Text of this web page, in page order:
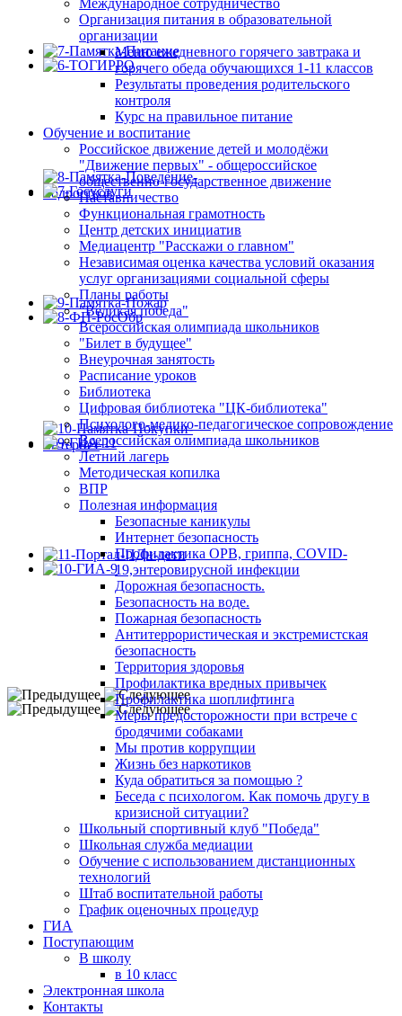
Международное сотрудничество
Организация питания в образовательной
организации
Меню ежедневного горячего завтрака и
горячего обеда обучающихся 1-11 классов
Результаты проведения родительского
контроля
Курс на правильное питание
Обучение и воспитание
Российское движение детей и молодёжи
"Движение первых" - общероссийское
общественно-государственное движение
Наставничество
Функциональная грамотность
Центр детских инициатив
Медиацентр "Расскажи о главном"
Независимая оценка качества условий оказания
услуг организациями социальной сферы
Планы работы
"Великая победа"
Всероссийская олимпиада школьников
"Билет в будущее"
Внеурочная занятость
Расписание уроков
Библиотека
Цифровая библиотека "ЦК-библиотека"
Психолого-медико-педагогическое сопровождение
Всероссийская олимпиада школьников
Летний лагерь
Методическая копилка
ВПР
Полезная информация
Безопасные каникулы
Интернет безопасность
Профилактика ОРВ, гриппа, COVID-
19,энтеровирусной инфекции
Дорожная безопасность.
Безопасность на воде.
Пожарная безопасность
Антитеррористическая и экстремистская
безопасность
Территория здоровья
Профилактика вредных привычек
Профилактика шоплифтинга
Меры предосторожности при встрече с
бродячими собаками
Мы против коррупции
Жизнь без наркотиков
Куда обратиться за помощью ?
Беседа с психологом. Как помочь другу в
кризисной ситуации?
Школьный спортивный клуб "Победа"
Школьная служба медиации
Обучение с использованием дистанционных
технологий
Штаб воспитательной работы
График оценочных процедур
ГИА
Поступающим
В школу
в 10 класс
Электронная школа
Контакты